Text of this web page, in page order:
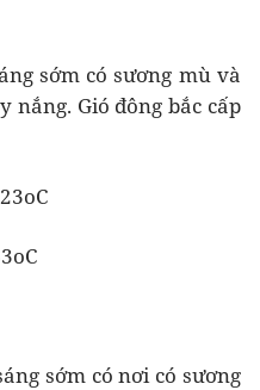
sớm có sương mù và
nắng. Gió đông bắc cấp
sớm có nơi có sương